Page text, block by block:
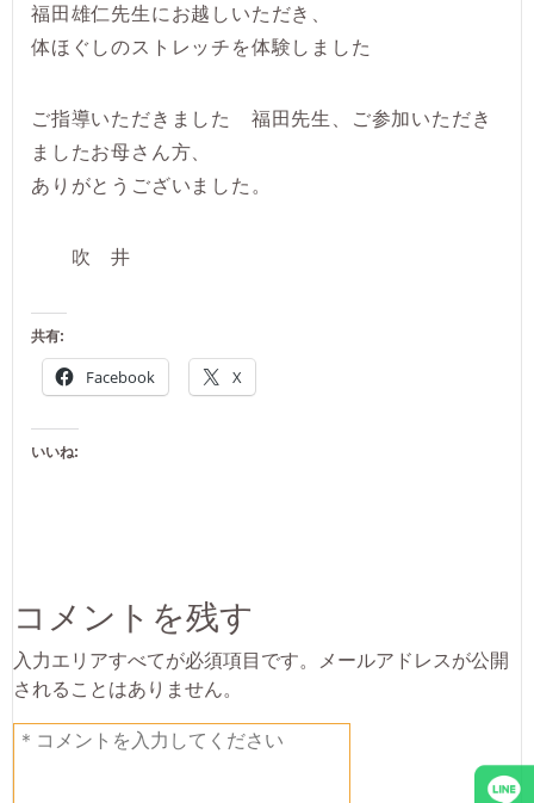
福田雄仁先生にお越しいただき、
体ほぐしのストレッチを体験しました
ご指導いただきました 福田先生、ご参加いただき
ましたお母さん方、
ありがとうございました。
吹 井
共有:
Facebook X
いいね:
コメントを残す
入力エリアすべてが必須項目です。メールアドレスが公開
されることはありません。